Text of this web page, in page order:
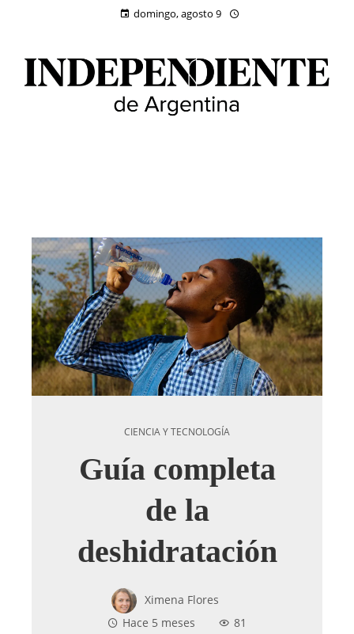
domingo, agosto 9
CIENCIA Y TECNOLOGÍA
Guía completa
de la
deshidratación
Ximena Flores
Hace 5 meses
81